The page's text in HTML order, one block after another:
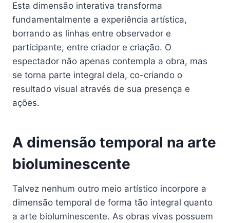
Esta dimensão interativa transforma
fundamentalmente a experiência artística,
borrando as linhas entre observador e
participante, entre criador e criação. O
espectador não apenas contempla a obra, mas
se torna parte integral dela, co-criando o
resultado visual através de sua presença e
ações.
A dimensão temporal na arte
bioluminescente
Talvez nenhum outro meio artístico incorpore a
dimensão temporal de forma tão integral quanto
a arte bioluminescente. As obras vivas possuem